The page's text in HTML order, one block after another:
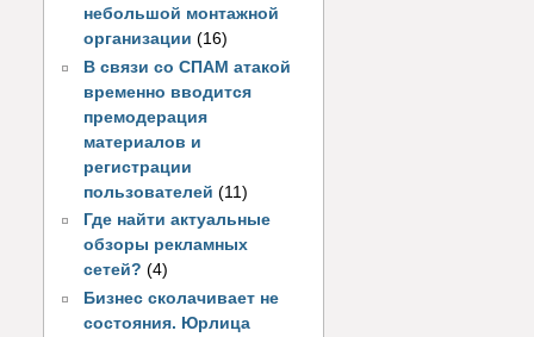
небольшой монтажной
организации (16)
В связи со СПАМ атакой
временно вводится
премодерация
материалов и
регистрации
пользователей(11)
Где найти актуальные
обзоры рекламных
сетей? (4)
Бизнес сколачивает не
состояния. Юрлица